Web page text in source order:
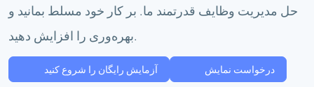
حل مدیریت وظایف قدرتمند ما. بر کار خود مسلط بمانید و
بهره‌وری را افزایش دهید.
آزمایش رایگان را شروع کنید درخواست نمایش